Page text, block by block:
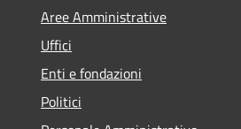
Aree Amministrative
Uffici
Enti e fondazioni
Politici